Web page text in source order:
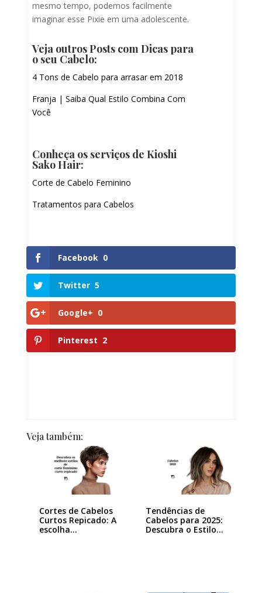
mesmo tempo, podemos facilmente
imaginar esse Pixie em uma adolescente.
Veja outros Posts com Dicas para
o seu Cabelo:
4 Tons de Cabelo para arrasar em 2018
Franja | Saiba Qual Estilo Combina Com
Você
Conheça os serviços de Kioshi
Sako Hair:
Corte de Cabelo Feminino
Tratamentos para Cabelos
Facebook 0
Twitter 5
Google+ 0
Pinterest 2
Veja também:
Cortes de Cabelos
Curtos Repicado: A
escolha…
Tendências de
Cabelos para 2025:
Descubra o Estilo…